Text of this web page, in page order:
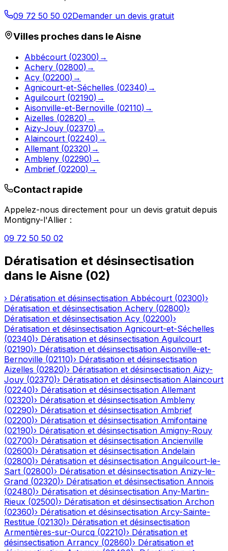
09 72 50 50 02Demander un devis gratuit
Villes proches dans leAisne
Abbécourt (02300) →
Achery (02800) →
Acy (02200) →
Agnicourt-et-Séchelles (02340) →
Aguilcourt (02190) →
Aisonville-et-Bernoville (02110) →
Aizelles (02820) →
Aizy-Jouy (02370) →
Alaincourt (02240) →
Allemant (02320) →
Ambleny (02290) →
Ambrief (02200) →
Contact rapide
Appelez-nous directement pour un devis gratuit depuis
Montigny-l'Allier :
09 72 50 50 02
Dératisation et désinsectisation
dans le Aisne (02)
› Dératisation et désinsectisation Abbécourt (02300)›
Dératisation et désinsectisation Achery (02800)›
Dératisation et désinsectisation Acy (02200)›
Dératisation et désinsectisation Agnicourt-et-Séchelles
(02340)› Dératisation et désinsectisation Aguilcourt
(02190)› Dératisation et désinsectisation Aisonville-et-
Bernoville (02110)› Dératisation et désinsectisation
Aizelles (02820)› Dératisation et désinsectisation Aizy-
Jouy (02370)› Dératisation et désinsectisation Alaincourt
(02240)› Dératisation et désinsectisation Allemant
(02320)› Dératisation et désinsectisation Ambleny
(02290)› Dératisation et désinsectisation Ambrief
(02200)› Dératisation et désinsectisation Amifontaine
(02190)› Dératisation et désinsectisation Amigny-Rouy
(02700)› Dératisation et désinsectisation Ancienville
(02600)› Dératisation et désinsectisation Andelain
(02800)› Dératisation et désinsectisation Anguilcourt-le-
Sart (02800)› Dératisation et désinsectisation Anizy-le-
Grand (02320)› Dératisation et désinsectisation Annois
(02480)› Dératisation et désinsectisation Any-Martin-
Rieux (02500)› Dératisation et désinsectisation Archon
(02360)› Dératisation et désinsectisation Arcy-Sainte-
Restitue (02130)› Dératisation et désinsectisation
Armentières-sur-Ourcq (02210)› Dératisation et
désinsectisation Arrancy (02860)› Dératisation et